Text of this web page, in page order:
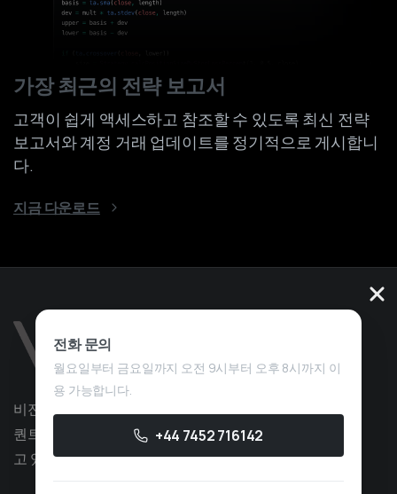
전화 문의
월요일부터 금요일까지 오전 9시부터 오후 8시까지 이
용 가능합니다.
+44 7452 716142
가장 최근의 전략 보고서
고객이 쉽게 액세스하고 참조할 수 있도록 최신 전략
보고서와 계정 거래 업데이트를 정기적으로 게시합니
다.
지금 다운로드
비전 퀀트는 전략 개발 분야에서 10년 이상의 경험을 가진
퀀트 트레이딩 서비스 회사로, 독점 트레이딩에 중점을 두
고 있습니다.